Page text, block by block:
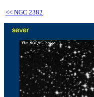
<< NGC 2382